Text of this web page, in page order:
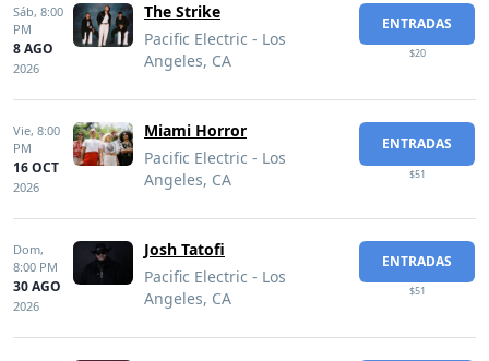
Sáb, 8:00
PM
8 AGO
2026
The Strike
Pacific Electric - Los
Angeles, CA
ENTRADAS
$20
Vie, 8:00
PM
16 OCT
2026
Miami Horror
Pacific Electric - Los
Angeles, CA
ENTRADAS
$51
Dom,
8:00 PM
30 AGO
2026
Josh Tatofi
Pacific Electric - Los
Angeles, CA
ENTRADAS
$51